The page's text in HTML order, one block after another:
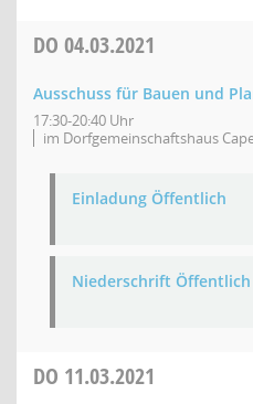
DO 04.03.2021
Ausschuss für Bauen und
17:30-20:40 Uhr
im Dorfgemeinschaftshaus
Einladung Öffentlich
Niederschrift Öffentlich
DO 11.03.2021